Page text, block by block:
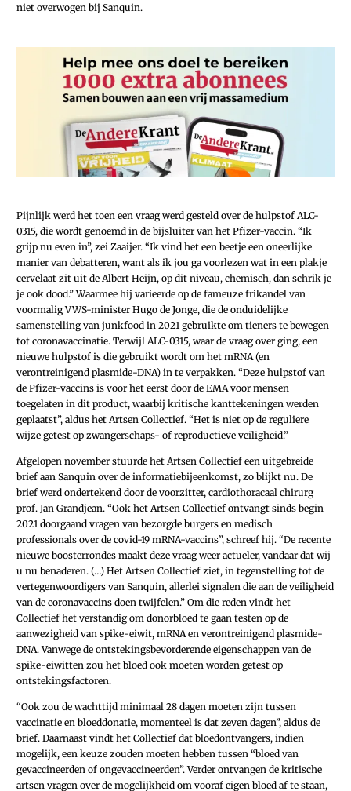
niet overwogen bij Sanquin.
Pijnlijk werd het toen een vraag werd gesteld over de hulpstof ALC-
0315, die wordt genoemd in de bijsluiter van het Pfizer-vaccin. “Ik
grijp nu even in”, zei Zaaijer. “Ik vind het een beetje een oneerlijke
manier van debatteren, want als ik jou ga voorlezen wat in een plakje
cervelaat zit uit de Albert Heijn, op dit niveau, chemisch, dan schrik je
je ook dood.” Waarmee hij varieerde op de fameuze frikandel van
voormalig VWS-minister Hugo de Jonge, die de onduidelijke
samenstelling van junkfood in 2021 gebruikte om tieners te bewegen
tot coronavaccinatie. Terwijl ALC-0315, waar de vraag over ging, een
nieuwe hulpstof is die gebruikt wordt om het mRNA (en
verontreinigend plasmide-DNA) in te verpakken. “Deze hulpstof van
de Pfizer-vaccins is voor het eerst door de EMA voor mensen
toegelaten in dit product, waarbij kritische kanttekeningen werden
geplaatst”, aldus het Artsen Collectief. “Het is niet op de reguliere
wijze getest op zwangerschaps- of reproductieve veiligheid.”
Afgelopen november stuurde het Artsen Collectief een uitgebreide
brief aan Sanquin over de informatiebijeenkomst, zo blijkt nu. De
brief werd ondertekend door de voorzitter, cardiothoracaal chirurg
prof. Jan Grandjean. “Ook het Artsen Collectief ontvangt sinds begin
2021 doorgaand vragen van bezorgde burgers en medisch
professionals over de covid-19 mRNA-vaccins”, schreef hij. “De recente
nieuwe boosterrondes maakt deze vraag weer actueler, vandaar dat wij
u nu benaderen. (…) Het Artsen Collectief ziet, in tegenstelling tot de
vertegenwoordigers van Sanquin, allerlei signalen die aan de veiligheid
van de coronavaccins doen twijfelen.” Om die reden vindt het
Collectief het verstandig om donorbloed te gaan testen op de
aanwezigheid van spike-eiwit, mRNA en verontreinigend plasmide-
DNA. Vanwege de ontstekingsbevorderende eigenschappen van de
spike-eiwitten zou het bloed ook moeten worden getest op
ontstekingsfactoren.
“Ook zou de wachttijd minimaal 28 dagen moeten zijn tussen
vaccinatie en bloeddonatie, momenteel is dat zeven dagen”, aldus de
brief. Daarnaast vindt het Collectief dat bloedontvangers, indien
mogelijk, een keuze zouden moeten hebben tussen “bloed van
gevaccineerden of ongevaccineerden”. Verder ontvangen de kritische
artsen vragen over de mogelijkheid om vooraf eigen bloed af te staan,